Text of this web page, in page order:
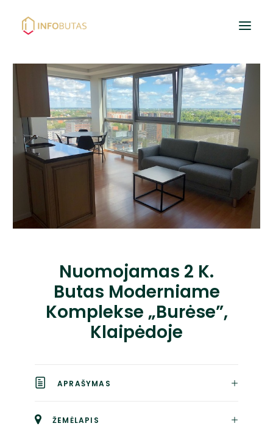
Pradžia
Butai
Namai / Kotedžai
Žemės sklypai
Nuoma
PASKOLOS
Nuomojamas 2 K.
Butas Moderniame
Komplekse „Burėse”,
Klaipėdoje
APRAŠYMAS
ŽEMĖLAPIS